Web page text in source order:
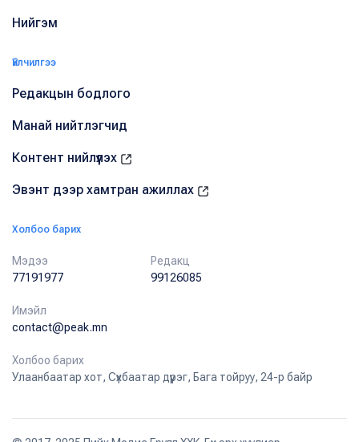
Нийгэм
Үйлчилгээ
Редакцын бодлого
Манай нийтлэгчид
Контент нийлүүлэх
Эвэнт дээр хамтран ажиллах
Холбоо барих
Мэдээ
77191977
Редакц
99126085
Имэйл
contact@peak.mn
Холбоо барих
Улаанбаатар хот, Сүхбаатар дүүрэг, Бага тойруу, 24-р байр